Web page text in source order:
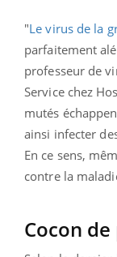
"Le virus de la
parfaitement
professeur de
Service chez
mutés
ainsi infecter
En ce sens,
contre la
Cocon